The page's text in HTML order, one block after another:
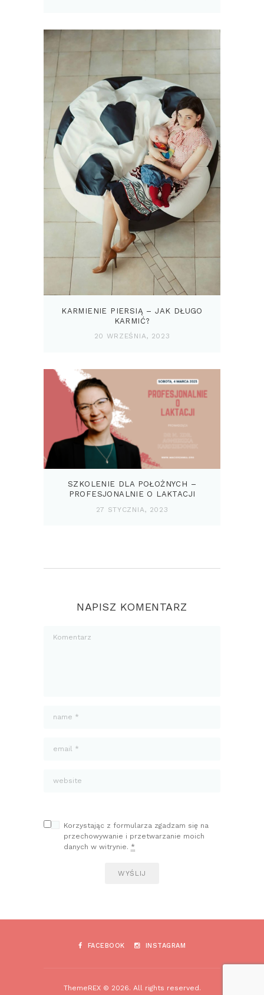
KARMIENIE PIERSIĄ – JAK DŁUGO
KARMIĆ?
20 WRZEŚNIA, 2023
SZKOLENIE DLA POŁOŻNYCH –
PROFESJONALNIE O LAKTACJI
27 STYCZNIA, 2023
NAPISZ KOMENTARZ
Korzystając z formularza zgadzam się na
przechowywanie i przetwarzanie moich
danych w witrynie. *
FACEBOOK INSTAGRAM
ThemeREX © 2026. All rights reserved.